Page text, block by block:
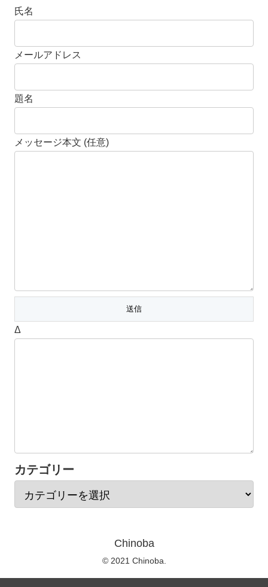
氏名
メールアドレス
題名
メッセージ本文 (任意)
Δ
カテゴリー
Chinoba
© 2021 Chinoba.